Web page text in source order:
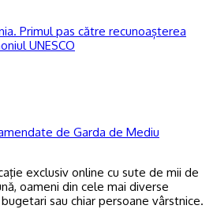
Primul pas către recunoașterea
UNESCO
de Garda de Mediu
exclusiv online cu sute de mii de
oameni din cele mai diverse
sau chiar persoane vârstnice.